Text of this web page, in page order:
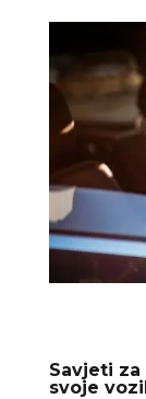
Savjeti
svoje